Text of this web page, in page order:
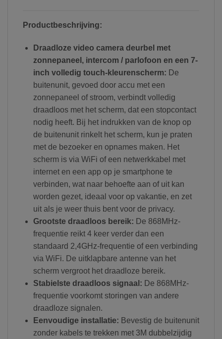
Productbeschrijving:
Draadloze video camera deurbel met
zonnepaneel, intercom / parlofoon en een 7-
inch volledig touch-kleurenscherm: De
buitenunit, gevoed door accu met een
zonnepaneel of stroom, verbindt volledig
draadloos met het scherm, dat een stopcontact
nodig heeft. Bij het indrukken van de knop op
de buitenunit rinkelt het scherm, kun je praten
met de bezoeker en opnames maken. Het
scherm is via WiFi of een netwerkkabel met
internet en een app op je smartphone te
verbinden, wat naar behoefte aan of uit kan
worden gezet, ideaal voor op vakantie, en zet
uit als je weer thuis bent voor de privacy.
Grootste draadloos bereik: De 868MHz-
frequentie reikt 4 keer verder dan een
standaard 2,4GHz-frequentie of een verbinding
via WiFi. De uitklapbare antenne van het
scherm vergroot het draadloze bereik.
Stabielste draadloos signaal: De 868MHz-
frequentie voorkomt storingen van andere
draadloze signalen.
Eenvoudige installatie: Bevestig de buitenunit
zonder kabels te trekken met 3M dubbelzijdig